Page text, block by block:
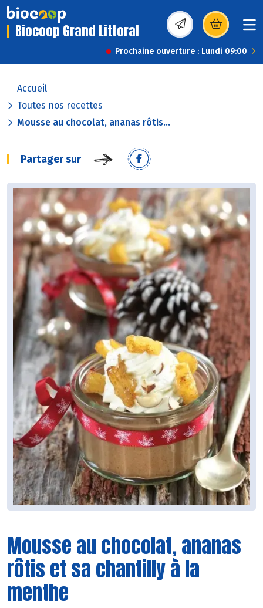
Biocoop Grand Littoral (s’ouvre dans une
Prochaine ouverture : Lundi 09:00
Accueil
Toutes nos recettes
Mousse au chocolat, ananas rôtis...
Partager sur
Mousse au chocolat, ananas
rôtis et sa chantilly à la
menthe